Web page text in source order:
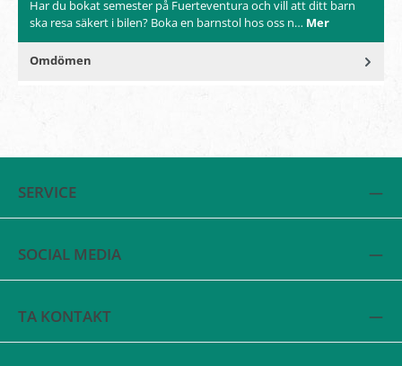
Har du bokat semester på Fuerteventura och vill att ditt barn
ska resa säkert i bilen? Boka en barnstol hos oss n… Mer
Omdömen
SERVICE
SOCIAL MEDIA
TA KONTAKT